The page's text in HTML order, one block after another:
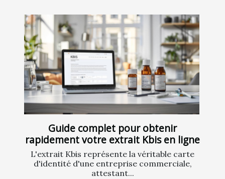
Guide complet pour obtenir
rapidement votre extrait Kbis en ligne
L'extrait Kbis représente la véritable carte
d'identité d'une entreprise commerciale,
attestant...